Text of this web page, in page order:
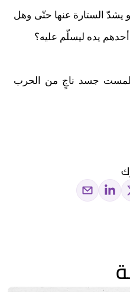
يشدّ الستارة عنها حتّى وهل
يده ليسلّم عليه؟
لمست جسد ناجٍ من الحرب